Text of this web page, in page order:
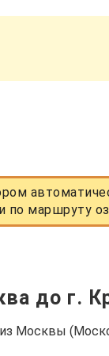
маршруту
до г.
Москвы